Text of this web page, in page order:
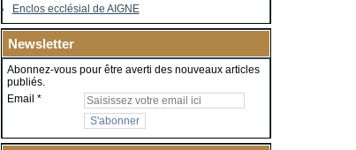
Enclos ecclésial de AIGNE
Newsletter
Abonnez-vous pour être averti des nouveaux articles
publiés.
Email